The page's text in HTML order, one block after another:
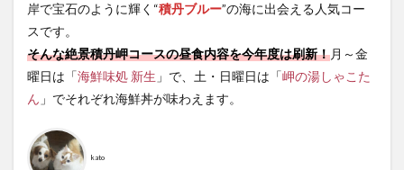
岸で宝石のように輝く“積丹ブルー”の海に出会える人気コー
スです。
そんな絶景積丹岬コースの昼食内容を今年度は刷新！月～金
曜日は「海鮮味処 新生 」で、土・日曜日は「岬の湯しゃこた
ん 」でそれぞれ海鮮丼が味わえます。
kato